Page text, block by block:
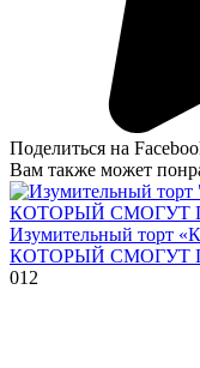
Поделиться на
Вам также может
Изумительный торт
КОТОРЫЙ СМОГУТ
012